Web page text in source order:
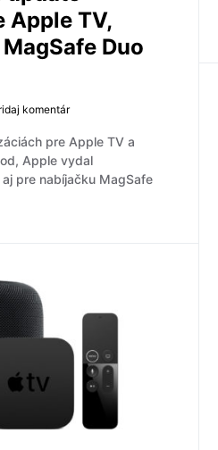
Apple TV,
Duo
komentár
pre Apple TV a
Apple vydal
pre nabíjačku MagSafe